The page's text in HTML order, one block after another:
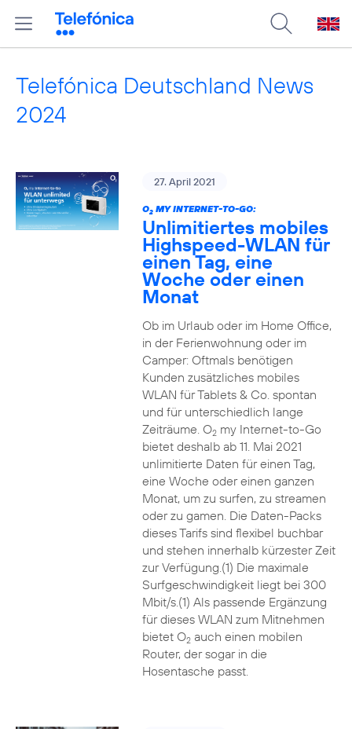
Telefónica Deutschland News
2024
27. April 2021
O2MY INTERNET-TO-GO:
Unlimitiertes mobiles
Highspeed-WLAN für
einen Tag, eine
Woche oder einen
Monat
Ob im Urlaub oder im Home Office,
in der Ferienwohnung oder im
Camper: Oftmals benötigen
Kunden zusätzliches mobiles
WLAN für Tablets & Co. spontan
und für unterschiedlich lange
Zeiträume. O2my Internet-to-Go
bietet deshalb ab 11. Mai 2021
unlimitierte Daten für einen Tag,
eine Woche oder einen ganzen
Monat, um zu surfen, zu streamen
oder zu gamen. Die Daten-Packs
dieses Tarifs sind flexibel buchbar
und stehen innerhalb kürzester Zeit
zur Verfügung.(1) Die maximale
Surfgeschwindigkeit liegt bei 300
Mbit/s.(1) Als passende Ergänzung
für dieses WLAN zum Mitnehmen
bietet O2auch einen mobilen
Router, der sogar in die
Hosentasche passt.